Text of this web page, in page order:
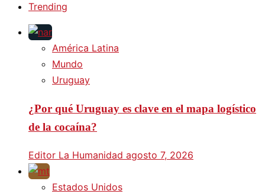
Trending
América Latina
Mundo
Uruguay
¿Por qué Uruguay es clave en el mapa logístico
de la cocaína?
Editor La Humanidad agosto 7, 2026
Estados Unidos